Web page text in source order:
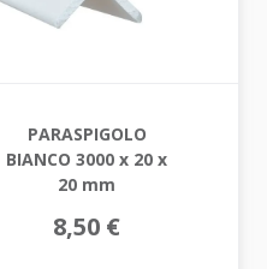
PARASPIGOLO
BIANCO 3000 x 20 x
20 mm
8,50 €